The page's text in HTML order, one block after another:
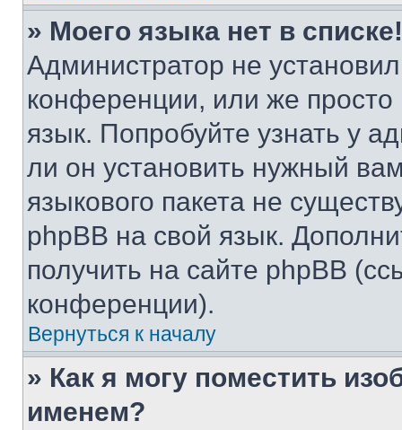
» Моего языка нет в списке!
Администратор не
конференции, или же
язык. Попробуйте узнать у
ли он установить нужный
языкового пакета не
phpBB на свой язык.
получить на сайте phpBB
конференции).
Вернуться к началу
» Как я могу поместить
именем?